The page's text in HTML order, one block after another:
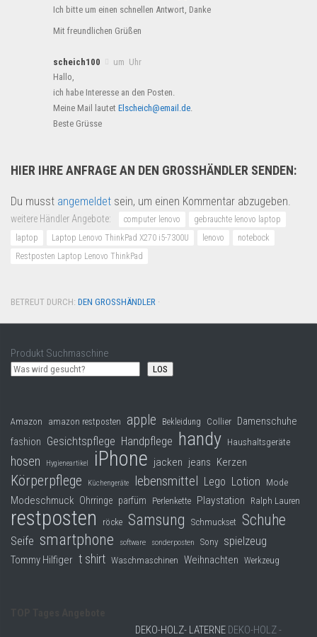
Ich bitte um einen schnellen Antwort, Danke
Mit freundlichen Grüßen
scheich100
um Uhr
Hallo,
ich habe Interesse an den Posten.
Meine Mail lautet Elscheich@email.de
Beste Grüsse
HIER IHRE ANFRAGE AN DEN GROSSHÄNDLER SENDEN:
Du musst angemeldet sein, um einen Kommentar abzugeben.
weitere Händler Angebote: computer lenovo
gebrauchte lenovo laptop
laptop
Laptop Lenovo ThinkPad X270 i5-7300U lenovo
notebock
Restposten Laptop Lenovo ThinkPad
BETREUT DURCH: DEN GROSSHÄNDLER ·
Produkt Suchmaschine
LOS
Amazon amazon restposten apple Bekleidung Collier Damenschuhe
fashion Gesichtspflege Handpflege handy Haushaltsgeräte
hosen Hygieneartikel iPhone jacken jeans Kerzen
Körperpflege Küchengeräte lebensmittel Lego Lotion Mode
Modeschmuck Ohrringe parfüm Perlenkette Playstation Ralph Lauren
restposten röcke Samsung Schmuckset Schuhe
Seife smartphone software sonderposten Sony spielzeug
Tommy Hilfiger t shirt Waschmaschinen Weihnachten Werkzeug
DEKO-HOLZ- LATERNE DEKO-HOLZ -